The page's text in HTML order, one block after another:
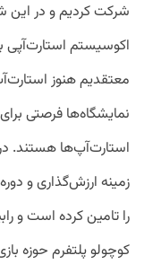
شرکت کردیم و در این
اکوسیستم
معتقدیم هنوز
استارت‌آپ‌ها هستند.
زمینه ارزش‌گذاری و
را تامین کرده است و
کوچولو پلتفرم حوزه